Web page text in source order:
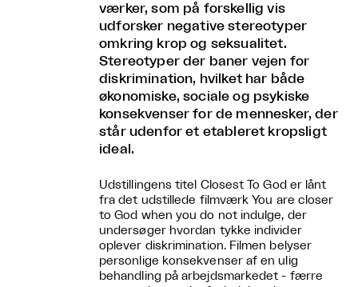
værker, som på forskellig vis
udforsker negative stereotyper
omkring krop og seksualitet.
Stereotyper der baner vejen for
diskrimination, hvilket har både
økonomiske, sociale og psykiske
konsekvenser for de mennesker, der
står udenfor et etableret kropsligt
ideal.
Udstillingens titel Closest To God er lånt
fra det udstillede filmværk You are closer
to God when you do not indulge, der
undersøger hvordan tykke individer
oplever diskrimination. Filmen belyser
personlige konsekvenser af en ulig
behandling på arbejdsmarkedet - færre